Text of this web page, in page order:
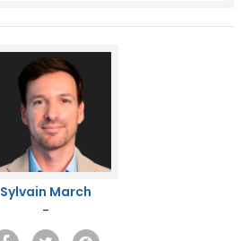
Sylvain March
-